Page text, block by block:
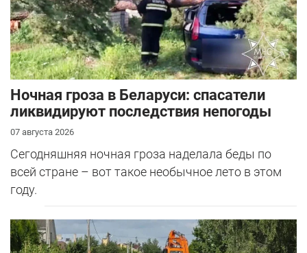
Ночная гроза в Беларуси: спасатели
ликвидируют последствия непогоды
07 августа 2026
Сегодняшняя ночная гроза наделала беды по
всей стране – вот такое необычное лето в этом
году.